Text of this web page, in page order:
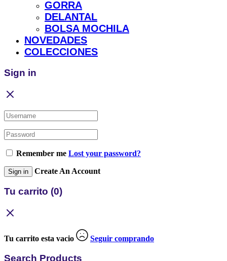
GORRA
DELANTAL
BOLSA MOCHILA
NOVEDADES
COLECCIONES
Sign in
Remember me Lost your password?
Sign in Create An Account
Tu carrito (0)
Tu carrito esta vacio Seguir comprando
Search Products